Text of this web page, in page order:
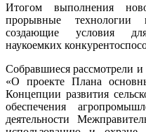
Итогом выполнения
прорывные технологии
создающие условия
наукоемких
Собравшиеся рассмотрели
«О проекте Плана
Концепции развития
обеспечения
деятельности